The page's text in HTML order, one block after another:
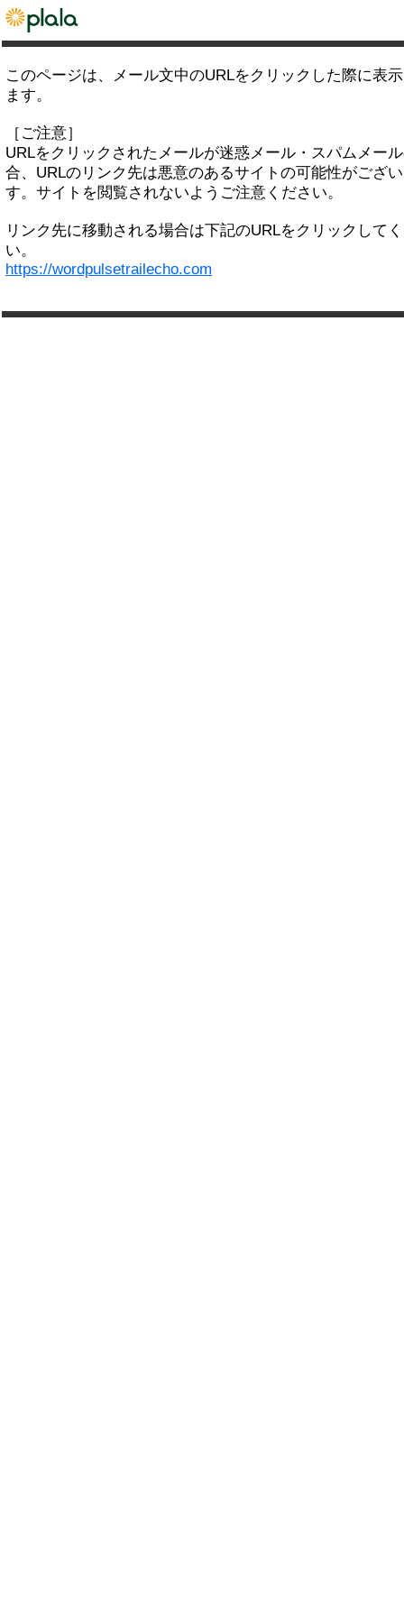
このページは、メール文中のURLをクリックした際に表
ます。
［ご注意］
URLをクリックされたメールが迷惑メール・スパムメー
合、URLのリンク先は悪意のあるサイトの可能性がござ
す。サイトを閲覧されないようご注意ください。
リンク先に移動される場合は下記のURLをクリックして
い。
https://wordpulsetrailecho.com